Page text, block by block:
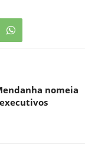
nomeia